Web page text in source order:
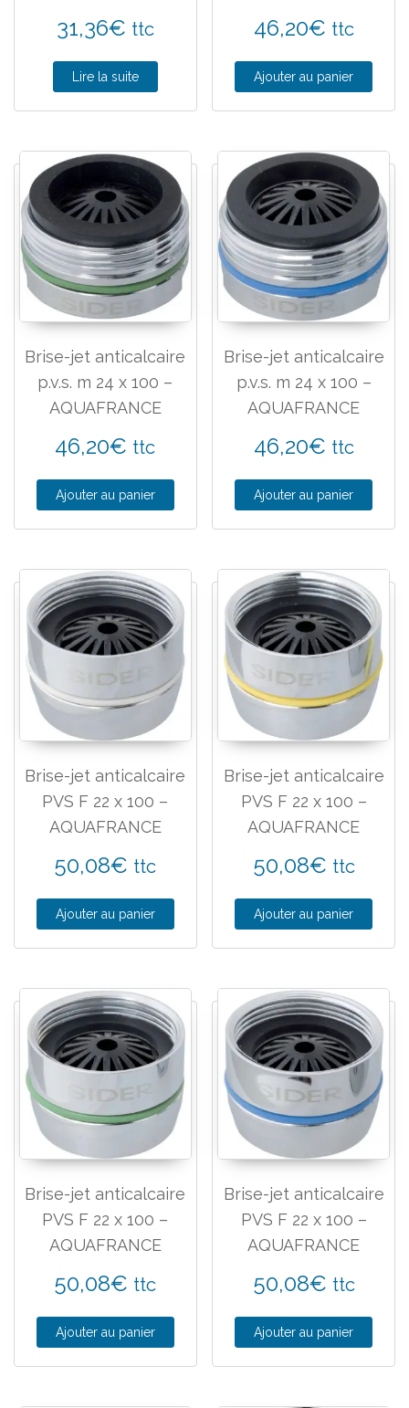
31,36€ ttc
Lire la suite
46,20€ ttc
Ajouter au panier
Brise-jet anticalcaire
p.v.s. m 24 x 100 –
AQUAFRANCE
46,20€ ttc
Ajouter au panier
Brise-jet anticalcaire
p.v.s. m 24 x 100 –
AQUAFRANCE
46,20€ ttc
Ajouter au panier
Brise-jet anticalcaire
PVS F 22 x 100 –
AQUAFRANCE
50,08€ ttc
Ajouter au panier
Brise-jet anticalcaire
PVS F 22 x 100 –
AQUAFRANCE
50,08€ ttc
Ajouter au panier
Brise-jet anticalcaire
PVS F 22 x 100 –
AQUAFRANCE
50,08€ ttc
Ajouter au panier
Brise-jet anticalcaire
PVS F 22 x 100 –
AQUAFRANCE
50,08€ ttc
Ajouter au panier